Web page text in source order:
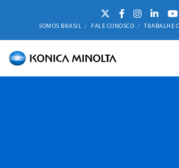
SOMOS BRASIL FALE CONOSCO TRABALHE